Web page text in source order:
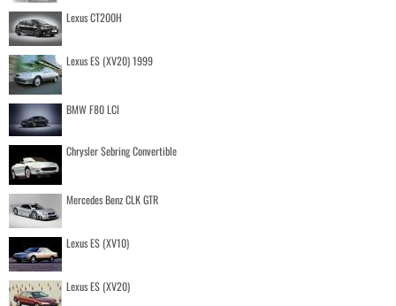
Lexus CT200H
Lexus ES (XV20) 1999
BMW F80 LCI
Chrysler Sebring Convertible
Mercedes Benz CLK GTR
Lexus ES (XV10)
Lexus ES (XV20)